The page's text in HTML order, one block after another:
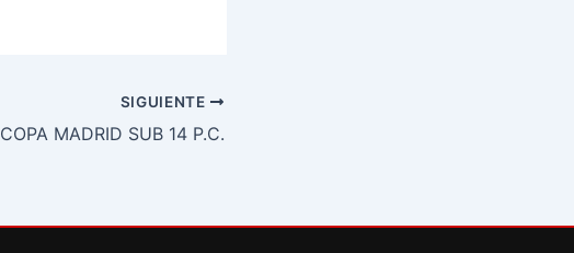
SIGUIENTE
COPA MADRID SUB 14 P.C.